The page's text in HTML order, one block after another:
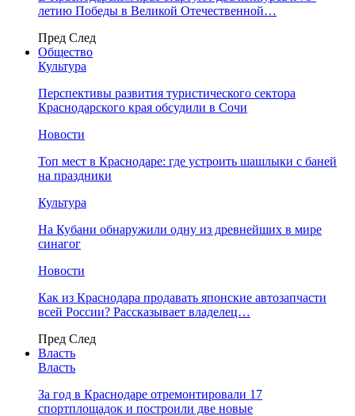
летию Победы в Великой Отечественной…
Пред След
Общество
Культура
Перспективы развития туристического сектора
Краснодарского края обсудили в Сочи
Новости
Топ мест в Краснодаре: где устроить шашлыки с баней
на праздники
Культура
На Кубани обнаружили одну из древнейших в мире
синагог
Новости
Как из Краснодара продавать японские автозапчасти
всей России? Рассказывает владелец…
Пред След
Власть
Власть
За год в Краснодаре отремонтировали 17
спортплощадок и построили две новые